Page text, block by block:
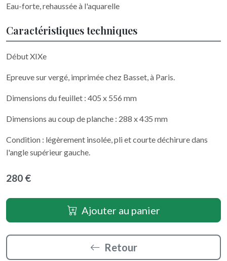
Eau-forte, rehaussée à l'aquarelle
Caractéristiques techniques
Début XIXe
Epreuve sur vergé, imprimée chez Basset, à Paris.
Dimensions du feuillet : 405 x 556 mm
Dimensions au coup de planche : 288 x 435 mm
Condition : légèrement insolée, pli et courte déchirure dans
l'angle supérieur gauche.
280 €
Ajouter au panier
Retour